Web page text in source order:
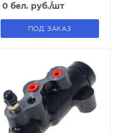
0 бел. руб./шт
ПОД ЗАКАЗ